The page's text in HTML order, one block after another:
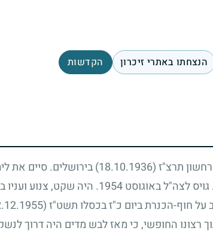
הנצחתו באתרי זיכרון הקדשות
תרצ"ז(18.10.1936)
בירושלים. סיים את
לצה"ל באוגוסט1954. היה שקט, צנוע ועניו
על חוף-הכנרת ביום כ"ז בכסלו תשט"ז(12.12.1955)
החופשי, כי מאז לבש מדים היה דרוך